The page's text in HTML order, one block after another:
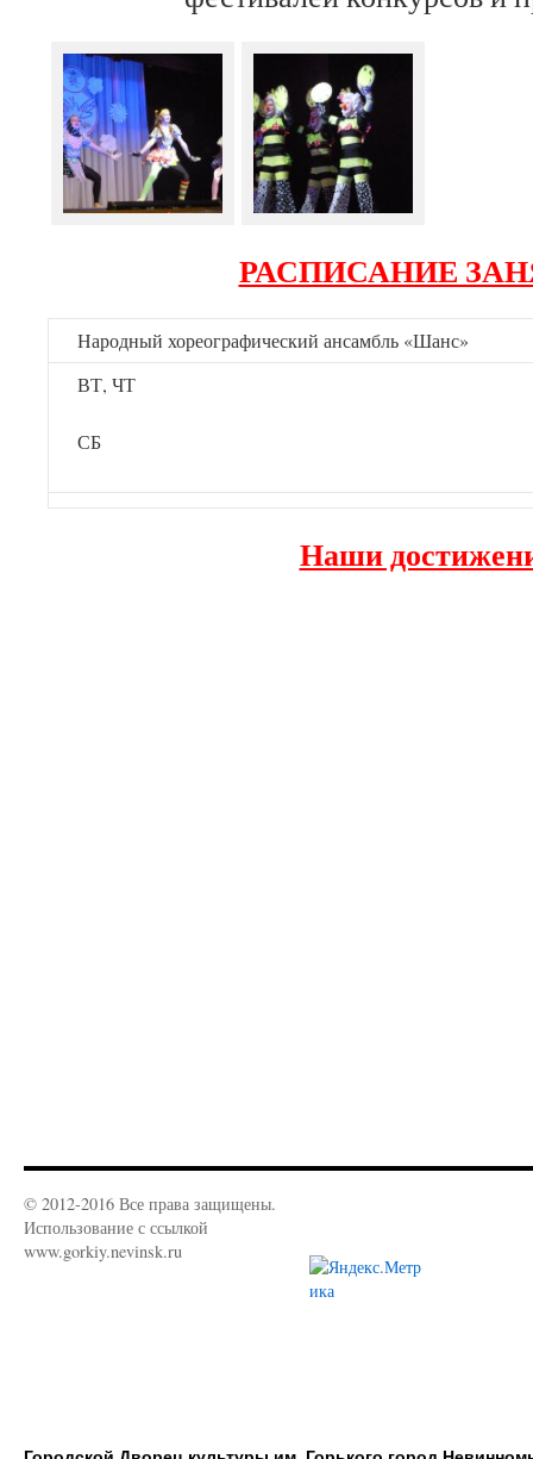
РАСПИСАНИЕ
Народный хореографический ансамбль «Шанс»
ВТ, ЧТ
СБ
Наши
© 2012-2016 Все права защищены.
Использование с ссылкой
www.gorkiy.nevinsk.ru